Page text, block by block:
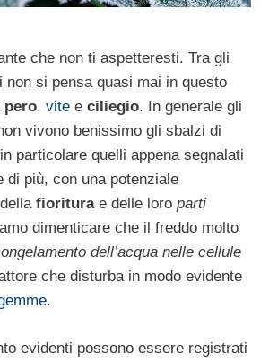
che non ti aspetteresti. Tra gli
non si pensa quasi mai in questo
pero, vite e ciliegio. In generale gli
vivono benissimo gli sbalzi di
particolare quelli appena segnalati
di più, con una potenziale
fioriturae delle loro parti
dimenticare che il freddo molto
dell’acqua nelle cellule
che disturba in modo evidente
.
evidenti possono essere registrati